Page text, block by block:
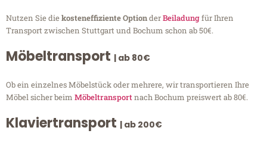
Nutzen Sie diekosteneffiziente OptionderBeiladungfür Ihren
Transport zwischen Stuttgart und Bochum schon ab 50€.
Möbeltransport | ab 80€
Ob ein einzelnes Möbelstück oder mehrere, wir transportieren Ihre
Möbel sicher beim Möbeltransportnach Bochum preiswert ab 80€.
Klaviertransport | ab 200€